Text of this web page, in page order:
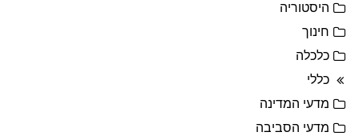
היסטוריה
חינוך
כלכלה
כללי
מדעי המדינה
מדעי הסביבה